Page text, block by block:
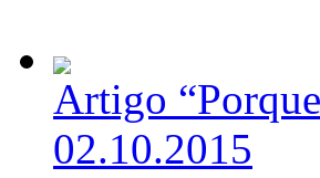
Artigo
02.10.2015